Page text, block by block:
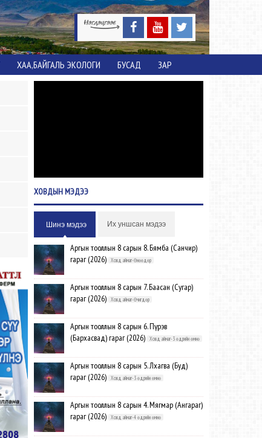
ХАА,БАЙГАЛЬ ЭКОЛОГИ БУСАД ЗАР
ХОВДЫНМЭДЭЭ
Шинэ мэдээ Их уншсан мэдээ
Аргын тооллын 8 сарын 8. Бямба (Санчир)
гараг (2026)
Ховд аймаг-Өнөөдөр
Аргын тооллын 8 сарын 7. Баасан (Сугар)
гараг (2026)
Ховд аймаг-Өчигдөр
Аргын тооллын 8 сарын 6. Пүрэв
(Бархасвад) гараг (2026)
Ховд аймаг-3 өдрийн өмнө
Аргын тооллын 8 сарын 5. Лхагва (Буд)
гараг (2026)
Ховд аймаг-3 өдрийн өмнө
Аргын тооллын 8 сарын 4. Мягмар (Ангараг)
гараг (2026)
Ховд аймаг-4 өдрийн өмнө